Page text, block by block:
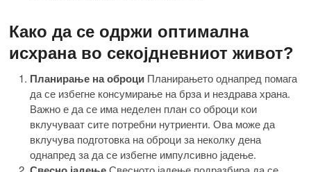
Како да се одржи оптимална
исхрана во секојдневниот живот?
Планирање на оброци Планирањето однапред помага
да се избегне консумирање на брза и нездрава храна.
Важно е да се има неделен план со оброци кои
вклучуваат сите потребни нутриенти. Ова може да
вклучува подготовка на оброци за неколку дена
однапред за да се избегне импулсивно јадење.